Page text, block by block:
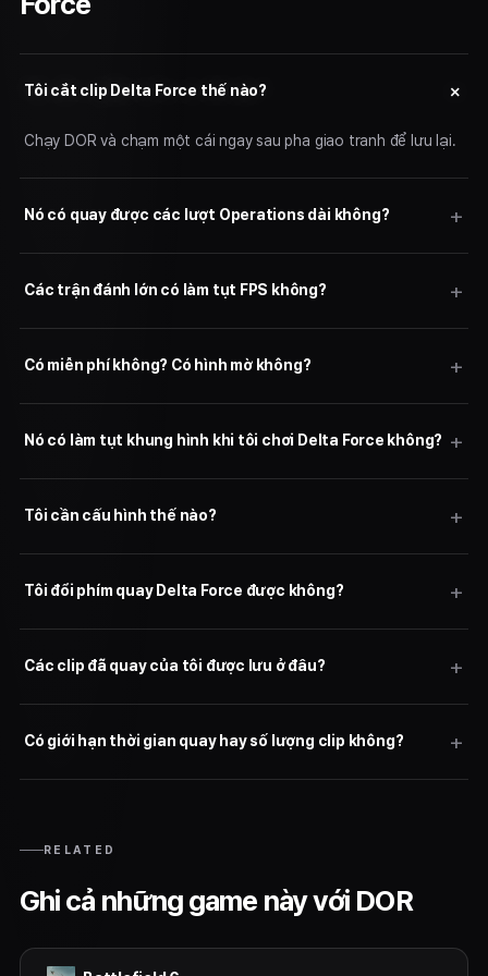
Tôi cắt clip Delta Force thế nào?
Chạy DOR và chạm một cái ngay sau pha giao tranh để lưu lại.
Nó có quay được các lượt Operations dài không?
Các trận đánh lớn có làm tụt FPS không?
Có miễn phí không? Có hình mờ không?
Nó có làm tụt khung hình khi tôi chơi Delta Force không?
Tôi cần cấu hình thế nào?
Tôi đổi phím quay Delta Force được không?
Các clip đã quay của tôi được lưu ở đâu?
Có giới hạn thời gian quay hay số lượng clip không?
RELATED
Ghi cả những game này với DOR